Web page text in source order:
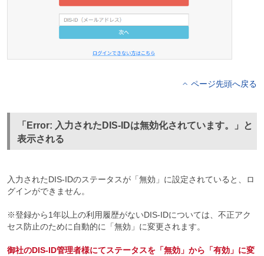
ページ先頭へ戻る
「Error: 入力されたDIS-IDは無効化されています。」と
表示される
入力されたDIS-IDのステータスが「無効」に設定されていると、ロ
グインができません。
※登録から1年以上の利用履歴がないDIS-IDについては、不正アク
セス防止のために自動的に「無効」に変更されます。
御社のDIS-ID管理者様にてステータスを「無効」から「有効」に変